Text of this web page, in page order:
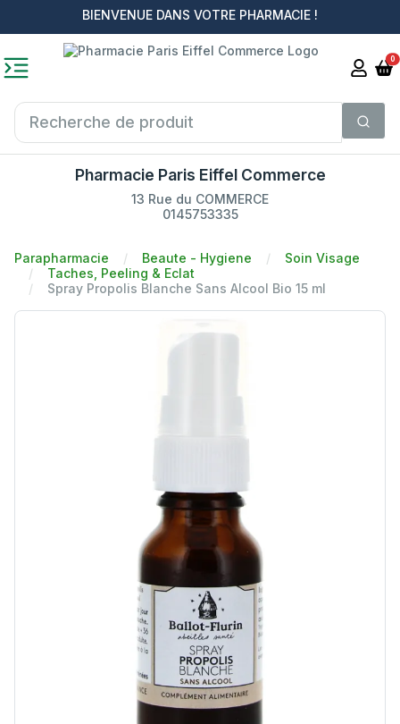
BIENVENUE DANS VOTRE PHARMACIE !
0
Pharmacie Paris Eiffel Commerce
13 Rue du COMMERCE
0145753335
Parapharmacie Beaute - Hygiene
Soin Visage
Taches, Peeling & Eclat
Spray Propolis Blanche Sans Alcool Bio 15 ml